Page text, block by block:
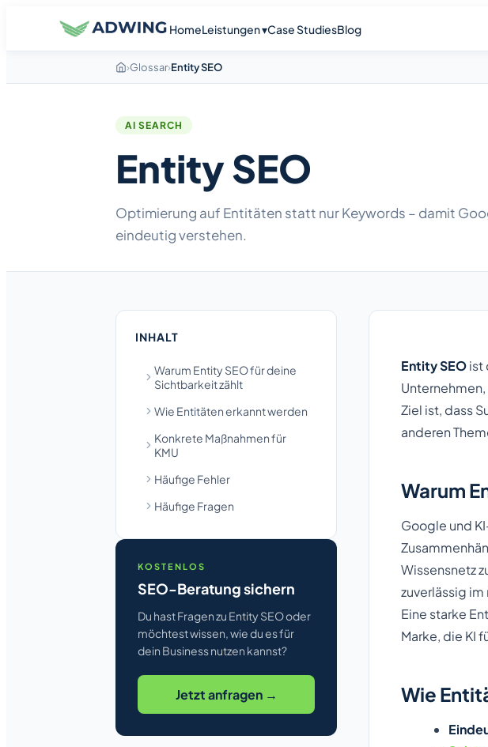
HomeLeistungen ▾Case StudiesBlog
›Glossar›Entity SEO
AI SEARCH
Entity SEO
Optimierung auf Entitäten statt nur Keywords – damit
eindeutig verstehen.
INHALT
Warum Entity SEO für deine
Sichtbarkeit zählt
Wie Entitäten erkannt werden
Konkrete Maßnahmen für
KMU
Häufige Fehler
Häufige Fragen
KOSTENLOS
SEO-Beratung sichern
Du hast Fragen zu Entity SEO oder
möchtest wissen, wie du es für
dein Business nutzen kannst?
Jetzt anfragen →
Entity SEOist
Ziel ist, dass
anderen
Warum
Google und
Wissensnetz
zuverlässig
Eine starke
Marke, die KI
Wie